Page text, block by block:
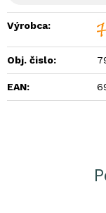
Výrobca:
Obj. čislo:
EAN: